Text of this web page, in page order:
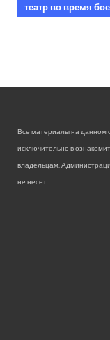
театр во время
Все материалы на данном
исключительно в
владельцам.
не несет.